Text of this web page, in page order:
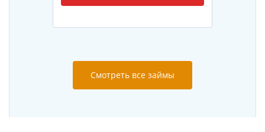
Смотреть все займы